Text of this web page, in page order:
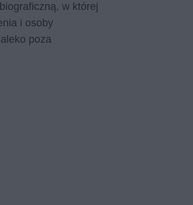
w której
i osoby
poza